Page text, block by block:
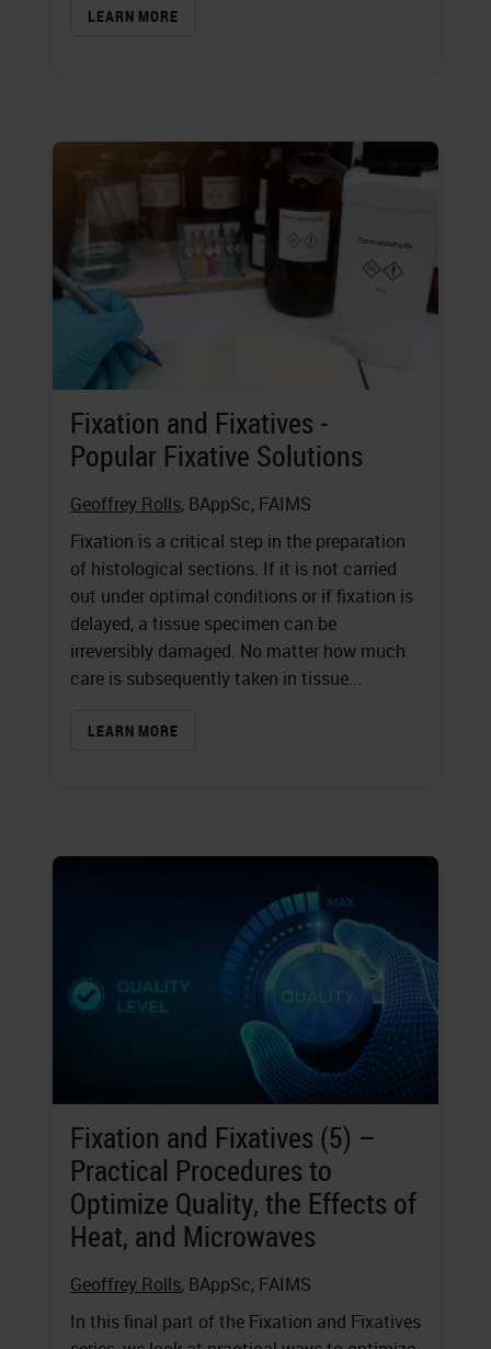
LEARN MORE
Fixation and Fixatives -
Popular Fixative Solutions
Geoffrey Rolls, BAppSc, FAIMS
Fixation is a critical step in the preparation
of histological sections. If it is not carried
out under optimal conditions or if fixation is
delayed, a tissue specimen can be
irreversibly damaged. No matter how much
care is subsequently taken in tissue...
LEARN MORE
Fixation and Fixatives (5) –
Practical Procedures to
Optimize Quality, the Effects of
Heat, and Microwaves
Geoffrey Rolls, BAppSc, FAIMS
In this final part of the Fixation and Fixatives